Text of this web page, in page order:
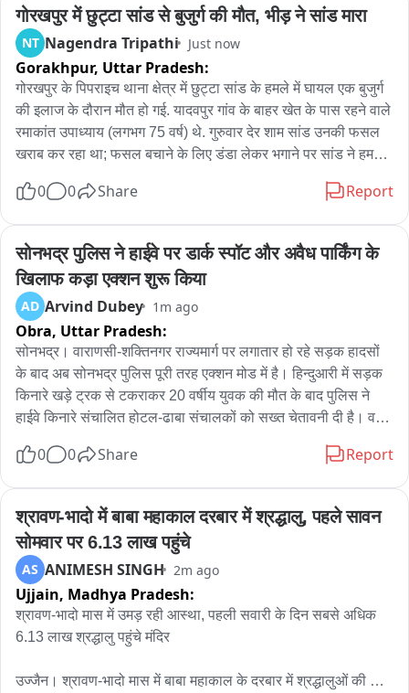
गोरखपुर में छुट्टा सांड से बुजुर्ग की मौत, भीड़ ने सांड मारा
NT Nagendra Tripathi Just now
Gorakhpur, Uttar Pradesh:
गोरखपुर के पिपराइच थाना क्षेत्र में छुट्टा सांड के हमले में घायल एक बुजुर्ग
की इलाज के दौरान मौत हो गई. यादवपुर गांव के बाहर खेत के पास रहने वाले
रमाकांत उपाध्याय (लगभग 75 वर्ष) थे. गुरुवार देर शाम सांड उनकी फसल
खराब कर रहा था; फसल बचाने के लिए डंडा लेकर भगाने पर सांड ने हमला
कॉलेज रेफर किया गया, जहां शुक्रवार सुबह उनकी मौत हो गई. पुलिस शव
फैलाने वाले सांड को पिट-पीट कर मार डाला. गांव के अन्य छुट्ता पशुओं की
समस्या को लेकर लोग नाराज हैं.
0 0 Share Report
सोनभद्र पुलिस ने हाईवे पर डार्क स्पॉट और अवैध पार्किंग के
खिलाफ कड़ा एक्शन शुरू किया
AD Arvind Dubey 1m ago
Obra, Uttar Pradesh:
सोनभद्र। वाराणसी-शक्तिनगर राज्यमार्ग पर लगातार हो रहे सड़क हादसों
के बाद अब सोनभद्र पुलिस पूरी तरह एक्शन मोड में है। हिन्दुआरी में सड़क
किनारे खड़े ट्रक से टकराकर 20 वर्षीय युवक की मौत के बाद पुलिस ने
हाईवे किनारे संचालित होटल-ढाबा संचालकों को सख्त चेतावनी दी है। वहीं
उच्चस्तरीय समीक्षा कर डार्क स्पॉट, अवैध पार्किंग, डग्गामार वाहनों,
को लेकर कड़े निर्देश दिए हैं।
लगातार हो रहे सड़क हादसों को देखते हुए सोनभद्र पुलिस अब दुर्घटनाओं
की जड़ तक पहुंचकर कार्रवाई में जुट गई है। पुलिस अधीक्षक अभिषेक वर्मा
के निर्देश पर जहां पुलिस लाइन चुर्क में यातायात व्यवस्था को लेकर
उच्चस्तरीय समीक्षा बैठक आयोजित की गई, वहीं रॉबर्ट्सगंज से सुकृत तक
हाईवे किनारे संचालित होटल और ढाबा संचालकों के साथ विशेष बैठक कर
बैठक में सीओ सिटी रणधीर मिश्रा और सीओ यातायात सुधीर कुमार ने साफ
0 0 Share Report
श्रावण-भादो में बाबा महाकाल दरबार में श्रद्धालु, पहले सावन
सोमवार पर 6.13 लाख पहुंचे
AS ANIMESH SINGH 2m ago
Ujjain, Madhya Pradesh:
श्रावण-भादो मास में उमड़ रही आस्था, पहली सवारी के दिन सबसे अधिक
6.13 लाख श्रद्धालु पहुंचे मंदिर
उज्जैन। श्रावण-भादो मास में बाबा महाकाल के दरबार में श्रद्धालुओं की